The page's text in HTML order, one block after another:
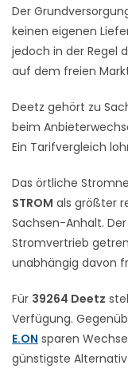
Der
keinen eigenen
jedoch in der Regel
auf dem freien
Deetz gehört zu
beim
Ein Tarifvergleich
Das örtliche
STROM als größter
Sachsen-Anhalt.
Stromvertrieb
unabhängig davon
Für 39264 Deetz
Verfügung.
E.ON sparen
günstigste